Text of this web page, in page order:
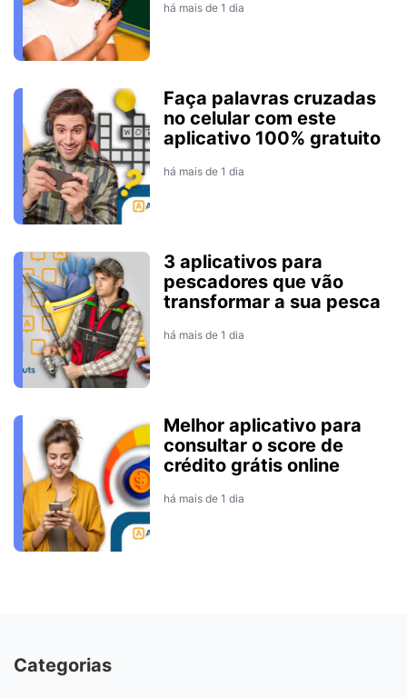
há mais de 1 dia
Faça palavras cruzadas
no celular com este
aplicativo 100% gratuito
há mais de 1 dia
3 aplicativos para
pescadores que vão
transformar a sua pesca
há mais de 1 dia
Melhor aplicativo para
consultar o score de
crédito grátis online
há mais de 1 dia
Categorias